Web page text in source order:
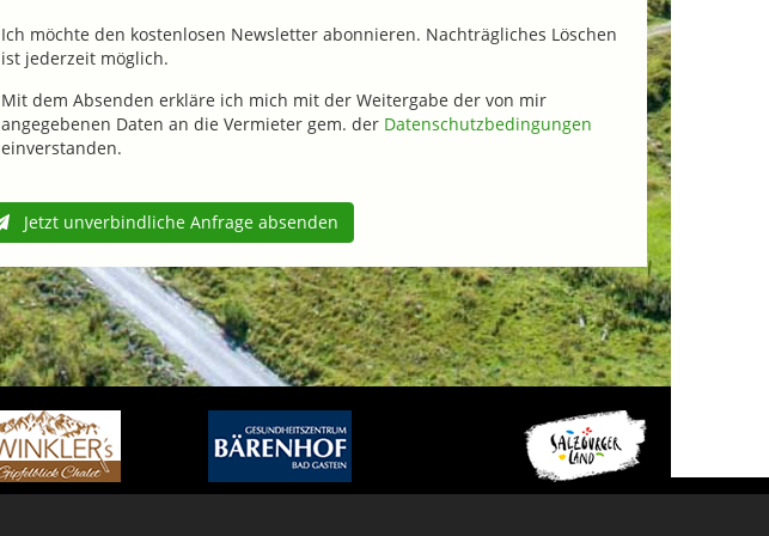
Ich möchte den kostenlosen Newsletter abonnieren. Nachträgliches Löschen
ist jederzeit möglich.
Mit dem Absenden erkläre ich mich mit der Weitergabe der von mir
angegebenen Daten an die Vermieter gem. der Datenschutzbedingungen
einverstanden.
Jetzt unverbindliche Anfrage absenden